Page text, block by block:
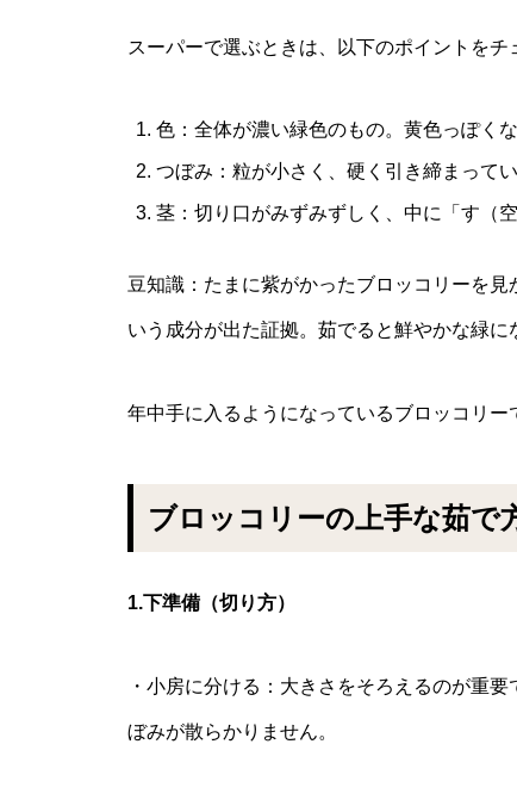
スーパーで選ぶときは、以下のポイントをチ
色：全体が濃い緑色のもの。黄色っぽく
つぼみ：粒が小さく、硬く引き締まってい
茎：切り口がみずみずしく、中に「す（
豆知識：たまに紫がかったブロッコリーを
いう成分が出た証拠。茹でると鮮やかな緑に
年中手に入るようになっているブロッコリー
ブロッコリーの上手な茹で
1.下準備（切り方）
・小房に分ける：大きさをそろえるのが重
ぼみが散らかりません。